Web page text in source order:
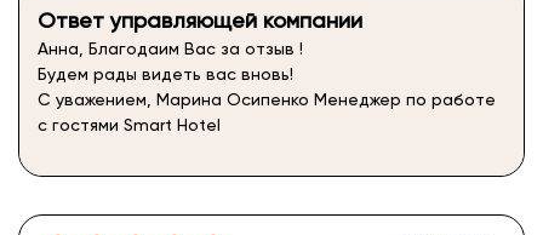
Ответ управляющей компании
Анна, Благодаим Вас за отзыв !
Будем рады видеть вас вновь!
С уважением, Марина Осипенко Менеджер по работе
с гостями Smart Hotel